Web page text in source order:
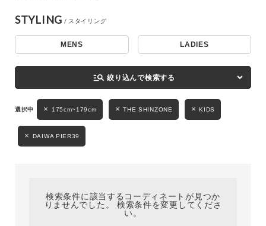
キーワード
性別
MENS LADIES KIDS
STYLING
MENS LADIES
manage_search 絞り込んで検索する
175cm~179cm THE SHINZONE KIDS
DAIWA PIER39
検索条件に該当するコーディネートが見つか
りませんでした。 検索条件を変更してくださ
い。